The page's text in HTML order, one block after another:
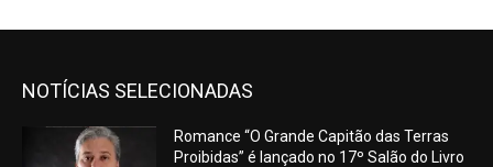
NOTÍCIAS SELECIONADAS
Romance “O Grande Capitão das Terras
Proibidas” é lançado no 17º Salão do Livro